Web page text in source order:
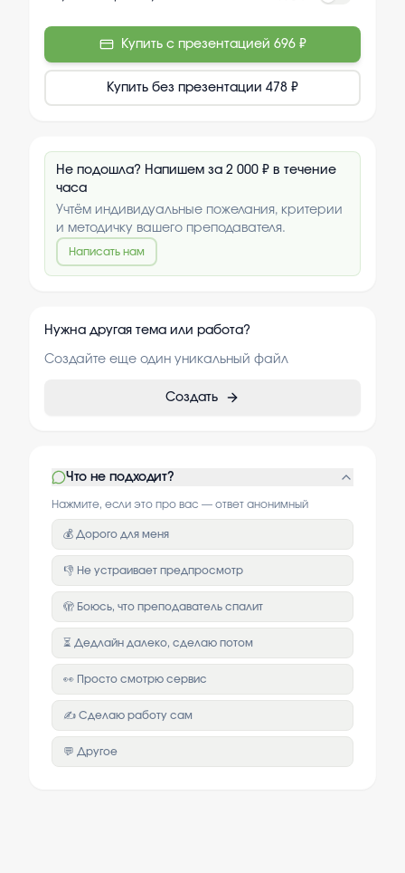
Купить с презентацией 696 ₽
Купить без презентации 478 ₽
Не подошла? Напишем за 2 000 ₽ в течение
часа
Учтём индивидуальные пожелания, критерии
и методичку вашего преподавателя.
Написать нам
Нужна другая тема или работа?
Создайте еще один уникальный файл
Создать
Что не подходит?
Нажмите, если это про вас — ответ анонимный
💰 Дорого для меня
👎 Не устраивает предпросмотр
🫣 Боюсь, что преподаватель спалит
⏳ Дедлайн далеко, сделаю потом
👀 Просто смотрю сервис
✍️ Сделаю работу сам
💬 Другое